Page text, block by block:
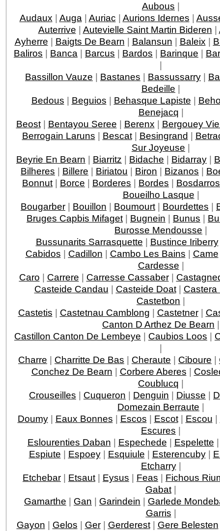
Aubous |
Audaux | Auga | Auriac | Aurions Idernes |
Auterrive | Autevielle Saint Martin Bideren |
Ayherre | Baigts De Bearn | Balansun | Baleix |
Baliros | Banca | Barcus | Bardos | Barinque |
|
Bassillon Vauze | Bastanes | Bassussarry |
Bedeille |
Bedous | Beguios | Behasque Lapiste |
Benejacq |
Beost| Bentayou Seree | Berenx | Bergouey
Berrogain Laruns | Bescat| Besingrand |
Sur Joyeuse |
Beyrie En Bearn | Biarritz | Bidache | Bidarray |
Bilheres | Billere | Biriatou | Biron | Bizanos |
Bonnut | Borce | Borderes | Bordes | Bosdarros
Boueilho Lasque |
Bougarber | Bouillon | Boumourt | Bourdettes |
Bruges Capbis Mifaget | Bugnein | Bunus |
Burosse Mendousse |
Bussunarits Sarrasquette | Bustince Iriberry
Cabidos | Cadillon | Cambo Les Bains | Came
Cardesse |
Caro | Carrere | Carresse Cassaber|
Casteide Candau | Casteide Doat| Castera
Castetbon |
Castetis | Castetnau Camblong | Castetner|
Canton D Arthez De Bearn |
Castillon Canton De Lembeye | Caubios Loos |
|
Charre | Charritte De Bas | Cheraute | Ciboure |
Conchez De Bearn | Corbere Aberes |
Coublucq |
Crouseilles | Cuqueron | Denguin | Diusse |
Domezain Berraute |
Doumy| Eaux Bonnes | Escos | Escot| Escou |
Escures |
Eslourenties Daban | Espechede | Espelette
Espiute | Espoey| Esquiule | Esterencuby|
Etcharry|
Etchebar | Etsaut | Eysus | Feas | Fichous
Gabat |
Gamarthe | Gan | Garindein | Garlede
Garris |
Gayon | Gelos | Ger| Gerderest| Gere Belesten